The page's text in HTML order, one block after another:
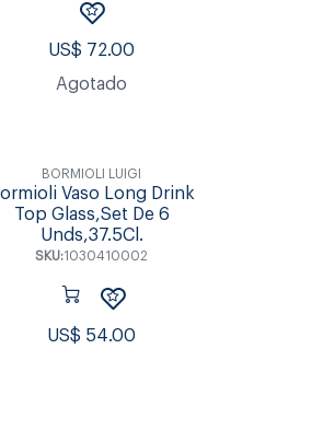
US$ 72.00
Agotado
BORMIOLI LUIGI
Vaso Long Drink
Top Glass,Set De 6
Unds,37.5Cl.
SKU:1030410002
US$ 54.00